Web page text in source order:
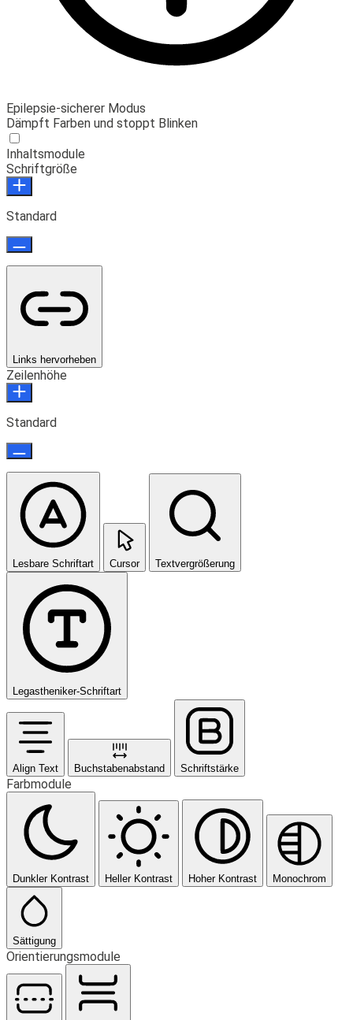
Epilepsie-sicherer Modus
Dämpft Farben und stoppt Blinken
Inhaltsmodule
Schriftgröße
Standard
Links hervorheben
Zeilenhöhe
Standard
Lesbare Schriftart Cursor Textvergrößerung
Legastheniker-Schriftart
Align Text Buchstabenabstand Schriftstärke
Farbmodule
Dunkler Kontrast Heller Kontrast Hoher Kontrast Monochrom
Sättigung
Orientierungsmodule